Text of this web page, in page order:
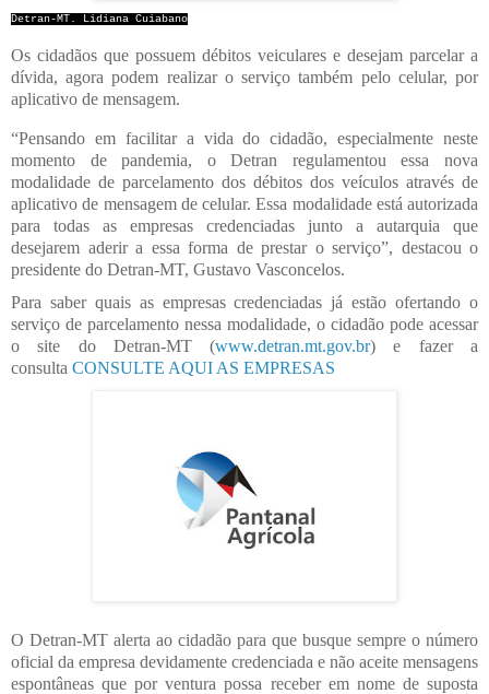
Detran-MT. Lidiana Cuiabano
Os cidadãos que possuem débitos veiculares e desejam parcelar a
dívida, agora podem realizar o serviço também pelo celular, por
aplicativo de mensagem.
“Pensando em facilitar a vida do cidadão, especialmente neste
momento de pandemia, o Detran regulamentou essa nova
modalidade de parcelamento dos débitos dos veículos através de
aplicativo de mensagem de celular. Essa modalidade está autorizada
para todas as empresas credenciadas junto a autarquia que
desejarem aderir a essa forma de prestar o serviço”, destacou o
presidente do Detran-MT, Gustavo Vasconcelos.
Para saber quais as empresas credenciadas já estão ofertando o
serviço de parcelamento nessa modalidade, o cidadão pode acessar
o site do Detran-MT (www.detran.mt.gov.br) e fazer a
consulta CONSULTE AQUI AS EMPRESAS
O Detran-MT alerta ao cidadão para que busque sempre o número
oficial da empresa devidamente credenciada e não aceite mensagens
espontâneas que por ventura possa receber em nome de suposta